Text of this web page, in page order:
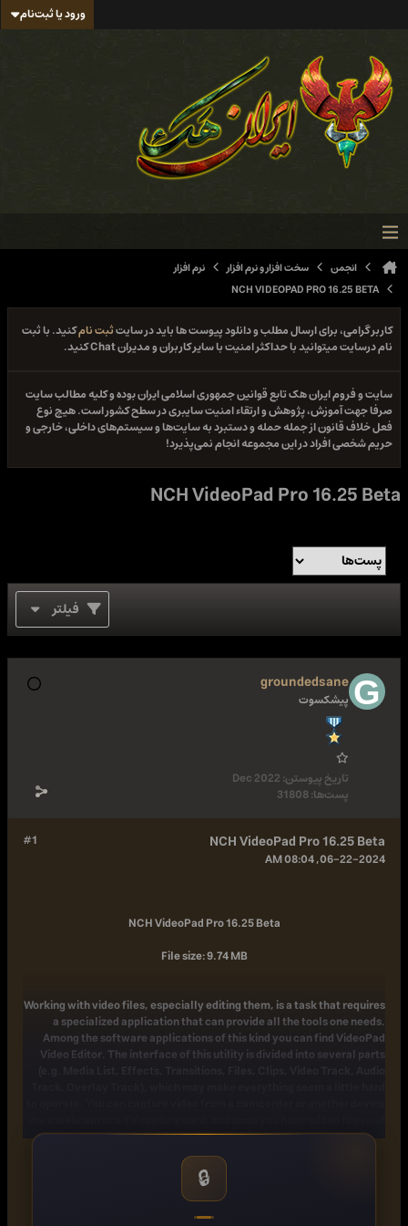
ورود یا ثبت‌نام
انجمن سخت افزار و نرم افزار
نرم افزار
NCH VIDEOPAD PRO 16.25 BETA
کاربر گرامی، برای ارسال مطلب و دانلود پیوست ها باید در سایتثبت نامکنید. با ثبت
نام درسایت میتوانید با حداکثر امنیت با سایر کاربران و مدیران Chat کنید.
سایت و فروم ایران هک تابع قوانین جمهوری اسلامی ایران بوده و کلیه مطالب سایت
صرفا جهت آموزش، پژوهش و ارتقاء امنیت سایبری در سطح کشور است. هیچ نوع
فعل خلاف قانون از جمله حمله و دستبرد به سایت‌ها و سیستم‌های داخلی، خارجی و
حریم شخصی افراد در این مجموعه انجام نمی‌پذیرد!
NCH VideoPad Pro 16.25 Beta
فیلتر
groundedsane
پیشکسوت
تاریخ پیوستن:Dec 2022
پست‌ها:31808
#1 NCH VideoPad Pro 16.25 Beta
06-22-2024, 08:04 AM
NCH VideoPad Pro 16.25 Beta
File size: 9.74 MB
Working with video files, especially editing them, is a task that requires
a specialized application that can provide all the tools one needs.
Among the software applications of this kind you can find VideoPad
Video Editor. The interface of this utility is divided into several parts
sequence clips to the queue, you can start editing them.
So, you can select position for the new clip (at slider's position, to the
timeline's start or end point), add blank slides and overlays, modify
media in an external editor, change playback speed and stabilize video
🔒